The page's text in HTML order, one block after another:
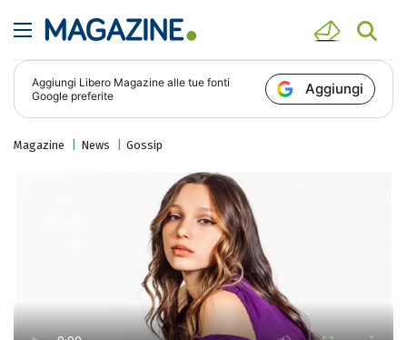
Aggiungi Libero Magazine alle tue fonti
Google preferite
Aggiungi
Magazine News Gossip